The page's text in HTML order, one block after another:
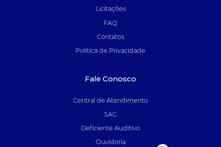
Licitações
FAQ
Contatos
Política de Privacidade
Fale Conosco
Central de Atendimento
SAC
Deficiente Auditivo
Ouvidoria